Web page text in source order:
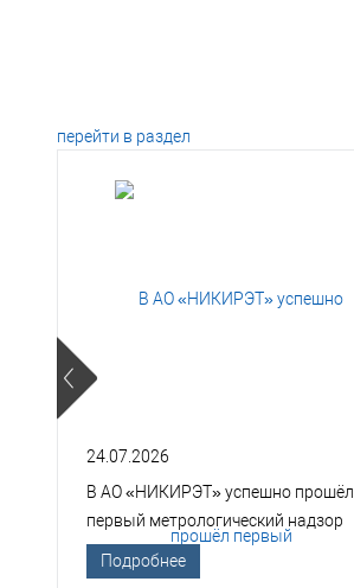
перейти в раздел
24.07.2026
В АО «НИКИРЭТ» успешно прошёл
первый метрологический надзор
Госкорпорации «Росатом»
Подробнее